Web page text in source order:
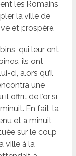
les Romains
la ville de
et prospère.
qui leur ont
ils ont
ci, alors qu’il
une
offrit de l’or si
En fait, la
et à minuit
sur le coup
ville à la